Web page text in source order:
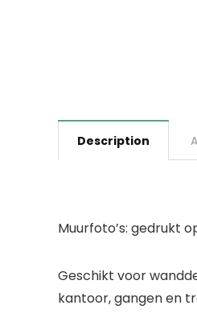
Description
Muurfoto’s: gedrukt
Geschikt voor
kantoor, gangen en